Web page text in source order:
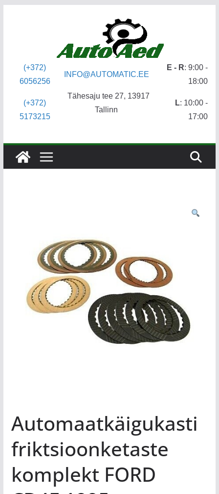
(+372)
6056256
(+372)
5173215
INFO@AUTOMATIC.EE
Tähesaju tee 27, 13917
Tallinn
E - R: 9:00 -
18:00
L: 10:00 -
17:00
Automaatkäigukasti
friktsioonketaste
komplekt FORD